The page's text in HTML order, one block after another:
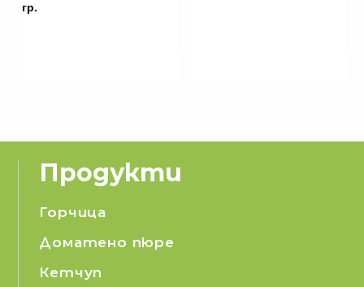
гр.
Продукти
Горчица
Доматено пюре
Кетчуп